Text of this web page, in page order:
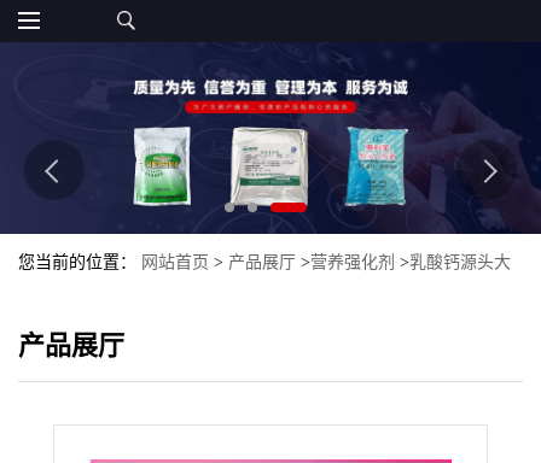
您当前的位置： 网站首页 > 产品展厅 >营养强化剂 >乳酸钙源头大
产品展厅